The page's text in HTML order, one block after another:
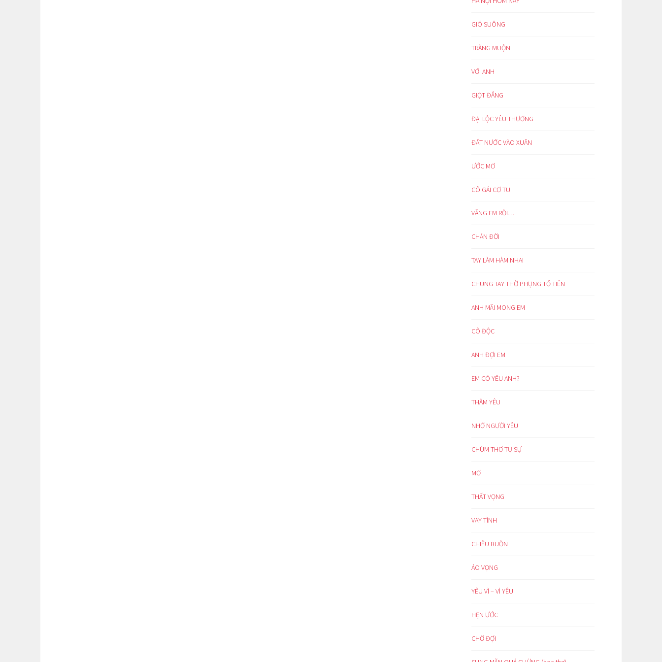
GIÓ SUÔNG
TRĂNG MUỘN
VỚI ANH
GIỌT ĐẮNG
ĐẠI LỘC YÊU THƯƠNG
ĐẤT NƯỚC VÀO XUÂN
ƯỚC MƠ
CÔ GÁI CƠ TU
VẮNG EM RỒI…
CHÁN ĐỜI
TAY LÀM HÀM NHAI
CHUNG TAY THỜ PHỤNG TỔ TIÊN
ANH MÃI MONG EM
CÔ ĐỘC
ANH ĐỢI EM
EM CÓ YÊU ANH?
THẦM YÊU
NHỚ NGƯỜI YÊU
CHÙM THƠ TỰ SỰ
MƠ
THẤT VỌNG
VAY TÌNH
CHIỀU BUỒN
ẢO VỌNG
YÊU VÌ – VÌ YÊU
HẸN ƯỚC
CHỜ ĐỢI